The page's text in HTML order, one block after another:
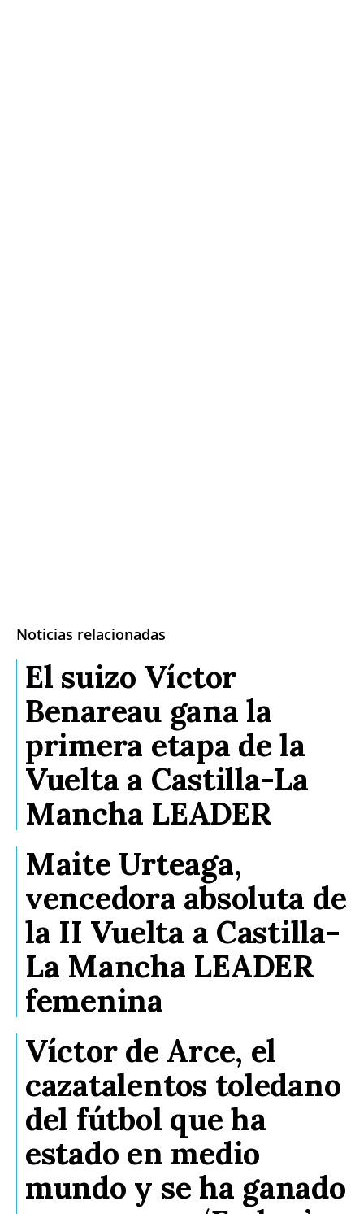
Noticias relacionadas
El suizo Víctor
Benareau gana la
primera etapa de la
Vuelta a Castilla-La
Mancha LEADER
Maite Urteaga,
vencedora absoluta de
la II Vuelta a Castilla-
La Mancha LEADER
femenina
Víctor de Arce, el
cazatalentos toledano
del fútbol que ha
estado en medio
mundo y se ha ganado